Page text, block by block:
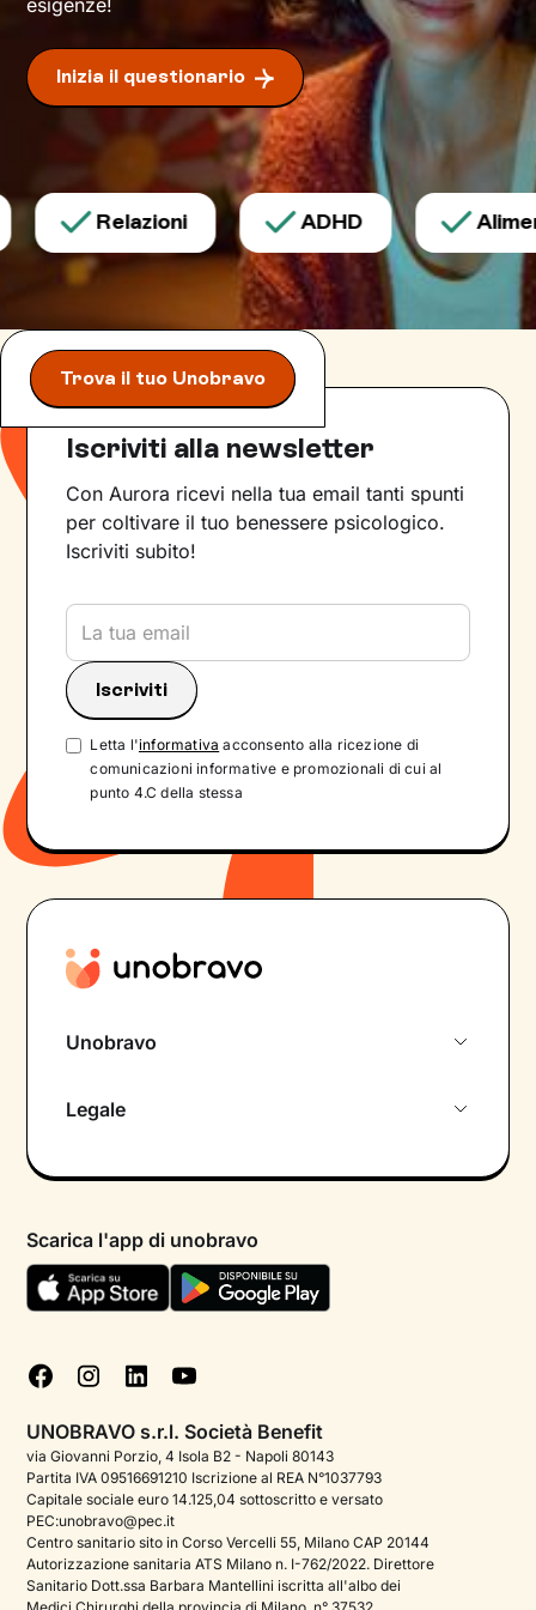
esigenze!
Inizia il questionario
Relazioni ADHD
Trova il tuo Unobravo
Iscriviti alla newsletter
Con Aurora ricevi nella tua email tanti spunti
per coltivare il tuo benessere psicologico.
Iscriviti subito!
Letta l'informativa acconsento alla ricezione di
comunicazioni informative e promozionali di cui al
punto 4.C della stessa
Unobravo
Psicologo in chat
Aiuto urgente
FAQ
Podcast di psicologia
Corporate
Psicologo italiano all'estero
Sala stampa
Legale
Termini e condizioni
Informativa Privacy
Cookie policy
Gestisci cookie
Scarica l'app di unobravo
UNOBRAVO s.r.l. Società Benefit
via Giovanni Porzio, 4 Isola B2 - Napoli 80143
Partita IVA 09516691210 Iscrizione al REA N°1037793
Capitale sociale euro 14.125,04 sottoscritto e versato
PEC:unobravo@pec.it
Centro sanitario sito in Corso Vercelli 55, Milano CAP 20144
Autorizzazione sanitaria ATS Milano n. I-762/2022. Direttore
Sanitario Dott.ssa Barbara Mantellini iscritta all'albo dei